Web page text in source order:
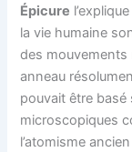
Épicure
la vie humaine
des mouvements
anneau
pouvait être basé
microscopiques
l’atomisme